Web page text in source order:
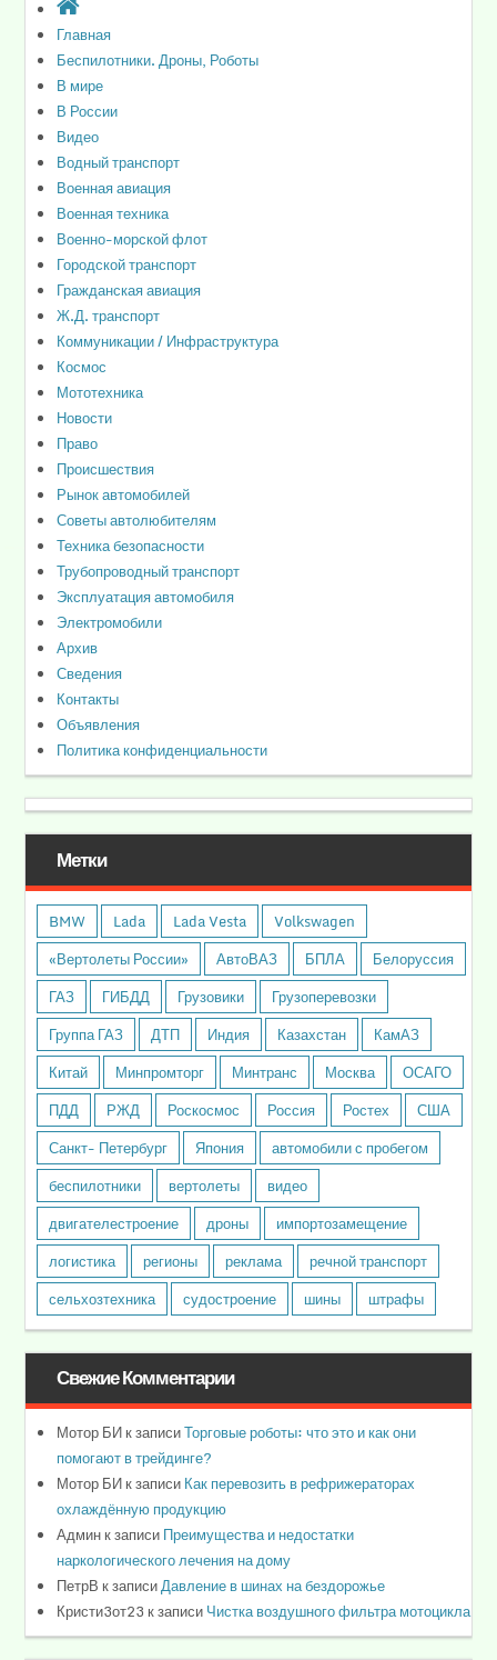
Главная
Беспилотники. Дроны, Роботы
В мире
В России
Видео
Водный транспорт
Военная авиация
Военная техника
Военно-морской флот
Городской транспорт
Гражданская авиация
Ж.Д. транспорт
Коммуникации / Инфраструктура
Космос
Мототехника
Новости
Право
Происшествия
Рынок автомобилей
Советы автолюбителям
Техника безопасности
Трубопроводный транспорт
Эксплуатация автомобиля
Электромобили
Архив
Сведения
Контакты
Объявления
Политика конфиденциальности
Метки
BMW Lada Lada Vesta
Volkswagen
«Вертолеты России»
АвтоВАЗ БПЛА
Белоруссия
ГАЗ
ГИБДД Грузовики
Грузоперевозки
Группа ГАЗ
ДТП Индия Казахстан
КамАЗ
Китай
Минпромторг Минтранс Москва
ОСАГО
ПДД
РЖД Роскосмос Россия Ростех
США
Санкт- Петербург
Япония
автомобили с пробегом
беспилотники
вертолеты
видео
двигателестроение
дроны
импортозамещение
логистика
регионы реклама
речной транспорт
сельхозтехника
судостроение шины штрафы
Свежие Комментарии
Мотор БИк записиТорговые роботы: что это и как они
помогают в трейдинге?
Мотор БИк записиКак перевозить в рефрижераторах
охлаждённую продукцию
Админк записиПреимущества и недостатки
наркологического лечения на дому
ПетрВ к записиДавление в шинах на бездорожье
Кристи3от23 к записиЧистка воздушного фильтра мотоцикла